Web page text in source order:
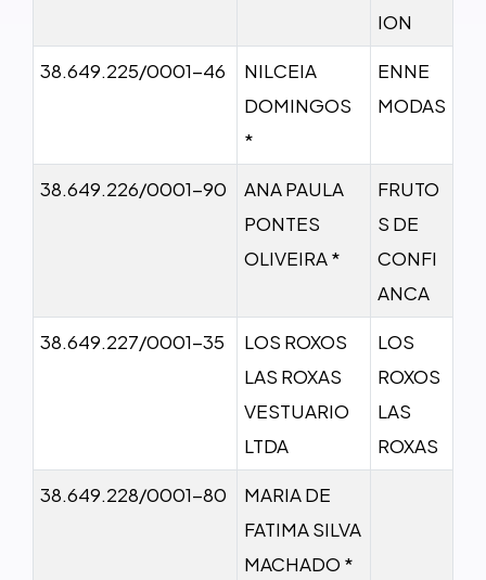
ION
38.649.225/0001-46
NILCEIA
DOMINGOS
*
ENNE
MODAS
38.649.226/0001-90
ANA PAULA
PONTES
OLIVEIRA *
FRUTO
S DE
CONFI
ANCA
38.649.227/0001-35
LOS ROXOS
LAS ROXAS
VESTUARIO
LTDA
LOS
ROXOS
LAS
ROXAS
38.649.228/0001-80
MARIA DE
FATIMA SILVA
MACHADO *